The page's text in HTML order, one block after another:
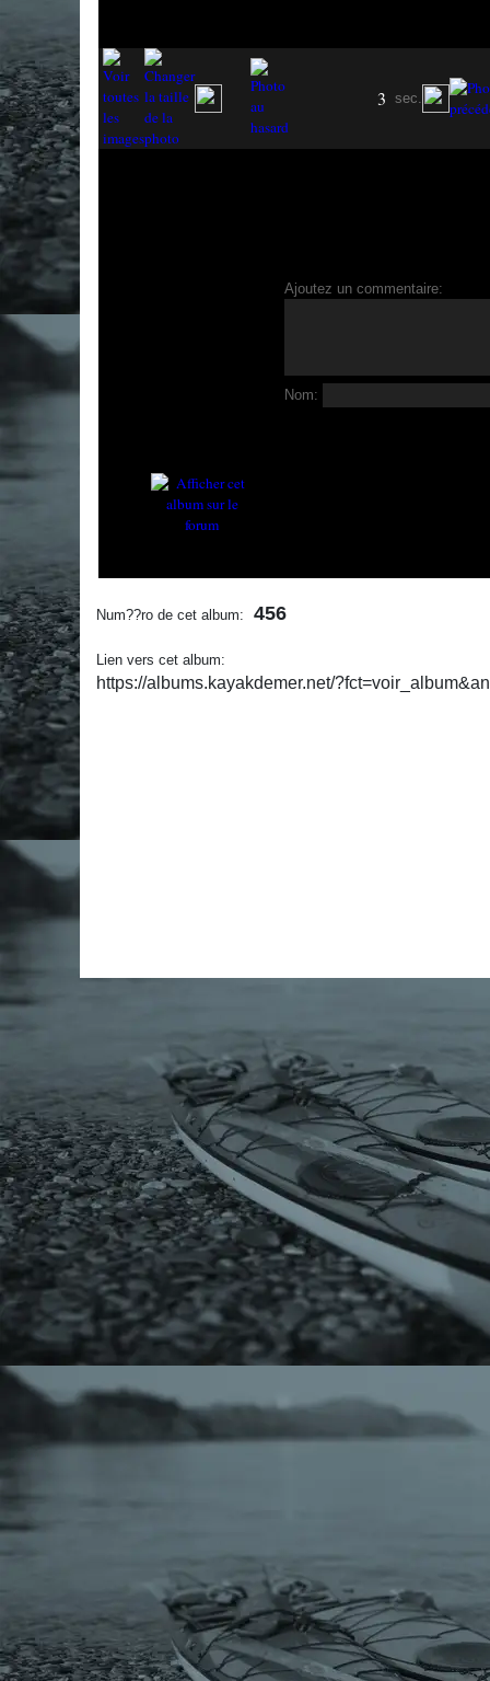
3 sec.
Ajoutez un commentaire:
Nom:
Num??ro de cet album: 456
Lien vers cet album:
https://albums.kayakdemer.net/